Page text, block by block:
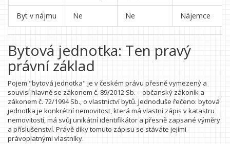
Byt v nájmu Ne Ne Nájemce
Bytová jednotka: Ten pravý
právní základ
Pojem "bytová jednotka" je v českém právu přesně vymezený a
souvisí hlavně se zákonem č. 89/2012 Sb. – občanský zákoník a
zákonem č. 72/1994 Sb., o vlastnictví bytů. Jednoduše řečeno: bytová
jednotka je konkrétní nemovitost, která má vlastní zápis v katastru
nemovitostí, má svůj unikátní identifikátor a přesně zapsané výměry
a příslušenství. Právě díky tomuto zápisu se stáváte jejími
právoplatnými vlastníky.